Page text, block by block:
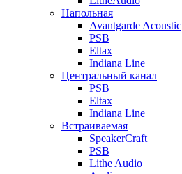
Напольная
Avantgarde Acoustic
PSB
Eltax
Indiana Line
Центральный канал
PSB
Eltax
Indiana Line
Встраиваемая
SpeakerCraft
PSB
Lithe Audio